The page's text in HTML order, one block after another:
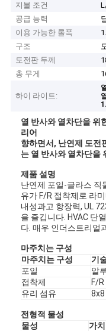
지불 조건
공급 능력
이용 가능한 롤폭
구조
도전판 두께
총 무게
하이 라이트:
열 반사와 열차단을 위
리어
향하면서, 난연제 도전
는 열 반사와 열차단을
제품 설명
난연제 포일-글라스 직
유가 F/R 접착제로 라
내성과고 항장력, UL
을 즐깁니다. HVAC 단
다. 매우 인더스트리얼
마주치는 구성
마주치는 구성
기
포일
알
접착제
F/
유리 섬유
전형적 물성
물성
가